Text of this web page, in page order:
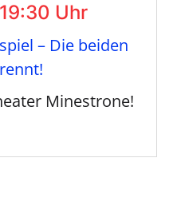
Uhr
– Die beiden
Minestrone!